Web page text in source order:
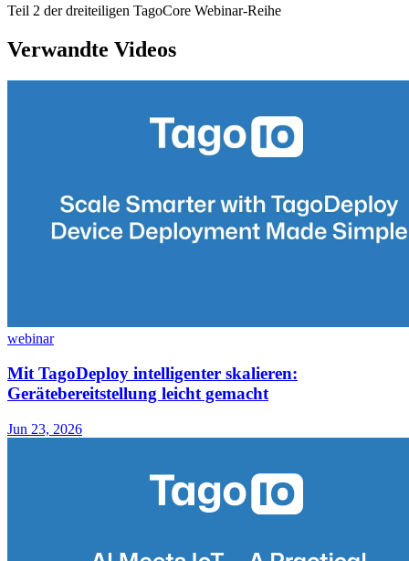
Teil 2 der dreiteiligen TagoCore Webinar-Reihe
Verwandte Videos
webinar
Mit TagoDeploy intelligenter skalieren:
Gerätebereitstellung leicht gemacht
Jun 23, 2026